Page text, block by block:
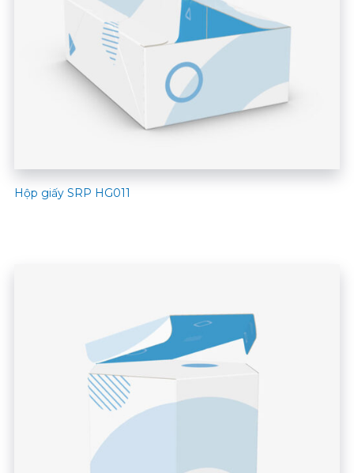
Hộp giấy SRP HG011